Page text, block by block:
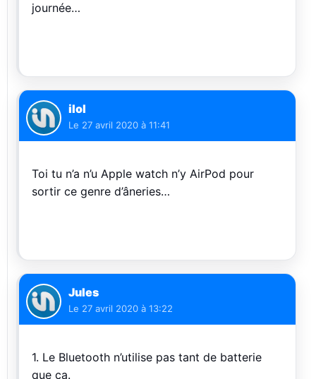
journée…
ilol
Le 27 avril 2020 à 11:41
Toi tu n’a n’u Apple watch n’y AirPod pour
sortir ce genre d’âneries…
Jules
Le 27 avril 2020 à 13:22
1. Le Bluetooth n’utilise pas tant de batterie
que ça.